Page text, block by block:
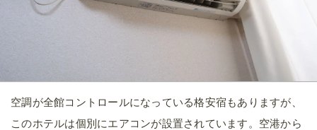
空調が全館コントロールになっている格安宿もありますが、
このホテルは個別にエアコンが設置されています。空港から